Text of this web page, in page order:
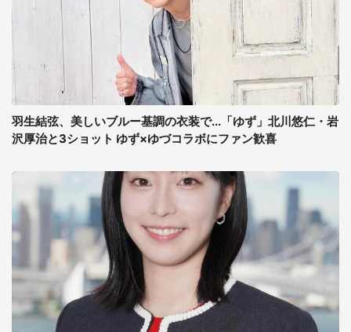
羽生結弦、美しいブルー基調の衣装で...「ゆず」北川悠仁・岩
沢厚治と3ショット ゆず×ゆづコラボにファン歓喜